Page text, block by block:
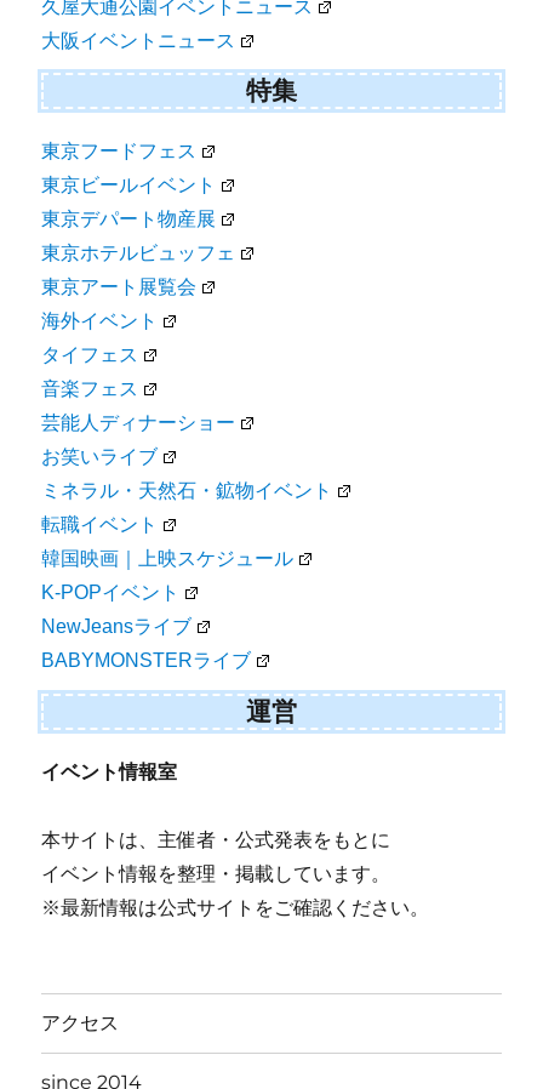
久屋大通公園イベントニュース
大阪イベントニュース
特集
東京フードフェス
東京ビールイベント
東京デパート物産展
東京ホテルビュッフェ
東京アート展覧会
海外イベント
タイフェス
音楽フェス
芸能人ディナーショー
お笑いライブ
ミネラル・天然石・鉱物イベント
転職イベント
韓国映画｜上映スケジュール
K-POPイベント
NewJeansライブ
BABYMONSTERライブ
運営
イベント情報室
本サイトは、主催者・公式発表をもとに
イベント情報を整理・掲載しています。
※最新情報は公式サイトをご確認ください。
アクセス
since 2014